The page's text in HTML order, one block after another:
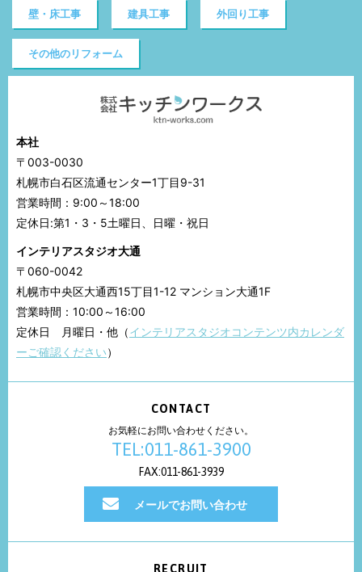
壁・床工事 建具工事 外回り工事
その他のリフォーム
本社
〒003-0030
札幌市白石区流通センター1丁目9-31
営業時間：9:00～18:00
定休日:第1・3・5土曜日、日曜・祝日
インテリアスタジオ大通
〒060-0042
札幌市中央区大通西15丁目1-12 マンション大通1F
営業時間：10:00～16:00
定休日 月曜日・他（インテリアスタジオコンテンツ内カレンダ
ーご確認ください）
CONTACT
お気軽にお問い合わせください。
TEL:011-861-3900
FAX:011-861-3939
メールでお問い合わせ
RECRUIT